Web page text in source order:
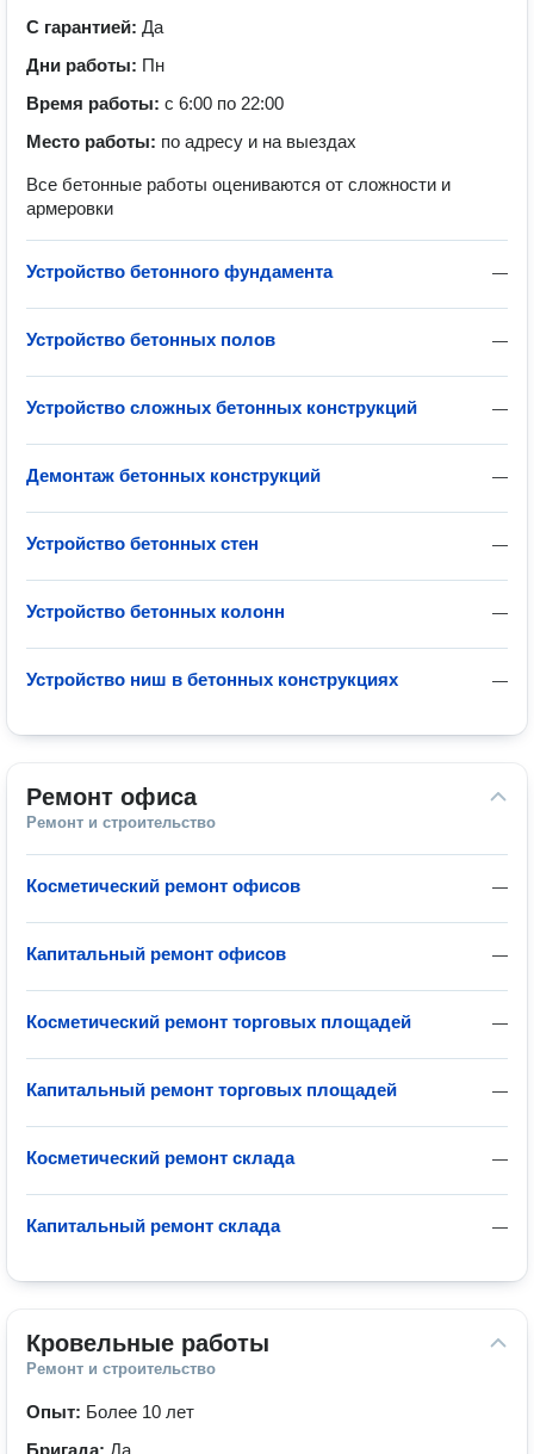
С гарантией: Да
Дни работы: Пн
Время работы: с 6:00 по 22:00
Место работы: по адресу и на выездах
Все бетонные работы оцениваются от сложности и
армеровки
—
Устройство бетонного фундамента
—
Устройство бетонных полов
—
Устройство сложных бетонных конструкций
—
Демонтаж бетонных конструкций
—
Устройство бетонных стен
—
Устройство бетонных колонн
—
Устройство ниш в бетонных конструкциях
Ремонт офиса
Ремонт и строительство
—
Косметический ремонт офисов
—
Капитальный ремонт офисов
—
Косметический ремонт торговых площадей
—
Капитальный ремонт торговых площадей
—
Косметический ремонт склада
—
Капитальный ремонт склада
Кровельные работы
Ремонт и строительство
Опыт: Более 10 лет
Бригада: Да